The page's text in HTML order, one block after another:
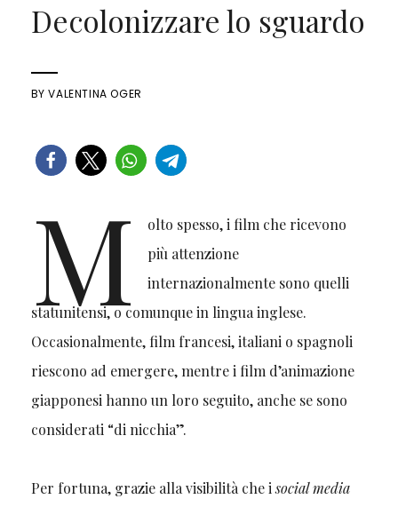
Decolonizzare lo sguardo
BYVALENTINA OGER
M
olto spesso, i film che ricevono
più attenzione
internazionalmente sono quelli
statunitensi, o comunque in lingua inglese.
Occasionalmente, film francesi, italiani o spagnoli
riescono ad emergere, mentre i film d’animazione
giapponesi hanno un loro seguito, anche se sono
considerati “di nicchia”.
Per fortuna, grazie alla visibilità che isocial media